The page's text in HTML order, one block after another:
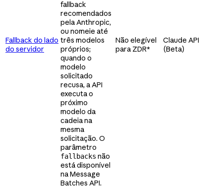
Fallback do lado
do servidor
fallback
recomendados
pela Anthropic,
ou nomeie até
três modelos
próprios;
quando o
modelo
solicitado
recusa, a API
executa o
próximo
modelo da
cadeia na
mesma
solicitação. O
parâmetro
fallbacks não
está disponível
na Message
Batches API.
Não elegível
para ZDR*
Claude API
(Beta)